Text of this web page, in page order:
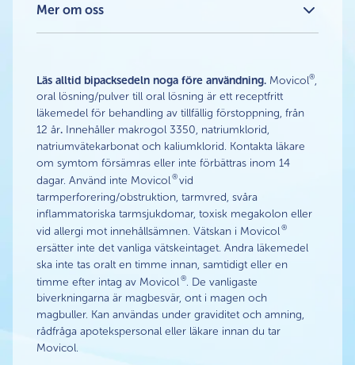
Bristolskalan
Mer om oss
Om oss
Läs alltid bipacksedeln noga före användning. Movicol®,
oral lösning/pulver till oral lösning är ett receptfritt
läkemedel för behandling av tillfällig förstoppning, från
12 år. Innehåller makrogol 3350, natriumklorid,
natriumvätekarbonat och kaliumklorid. Kontakta läkare
om symtom försämras eller inte förbättras inom 14
dagar. Använd inte Movicol®vid
tarmperforering/obstruktion, tarmvred, svåra
inflammatoriska tarmsjukdomar, toxisk megakolon eller
vid allergi mot innehållsämnen. Vätskan i Movicol®
ersätter inte det vanliga vätskeintaget. Andra läkemedel
ska inte tas oralt en timme innan, samtidigt eller en
timme efter intag av Movicol®. De vanligaste
biverkningarna är magbesvär, ont i magen och
magbuller. Kan användas under graviditet och amning,
rådfråga apotekspersonal eller läkare innan du tar
Movicol.